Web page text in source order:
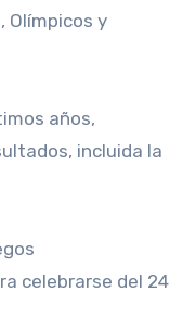
Olímpicos y
años,
incluida la
celebrarse del 24